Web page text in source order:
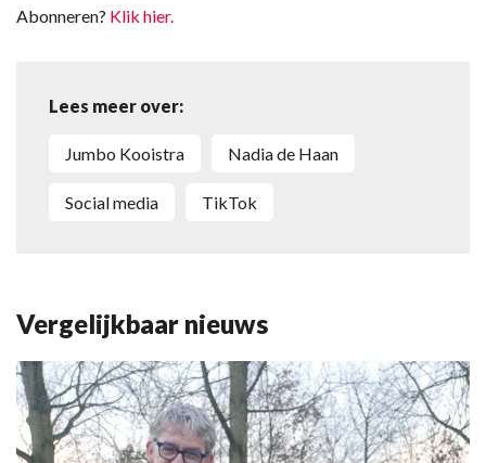
Abonneren? Klik hier.
Lees meer over:
Jumbo Kooistra Nadia de Haan
social media TikTok
Vergelijkbaar nieuws